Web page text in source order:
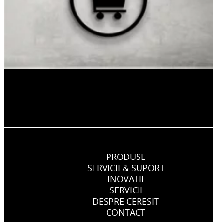
PRODUSE
SERVICII & SUPORT
INOVATII
SERVICII
DESPRE CERESIT
CONTACT